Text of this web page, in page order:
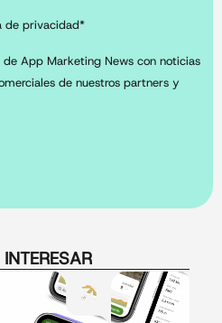
de privacidad*
App Marketing News con noticias
de nuestros partners y